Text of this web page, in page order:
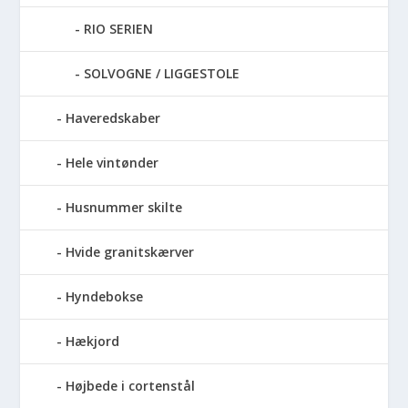
RIO SERIEN
SOLVOGNE / LIGGESTOLE
Haveredskaber
Hele vintønder
Husnummer skilte
Hvide granitskærver
Hyndebokse
Hækjord
Højbede i cortenstål